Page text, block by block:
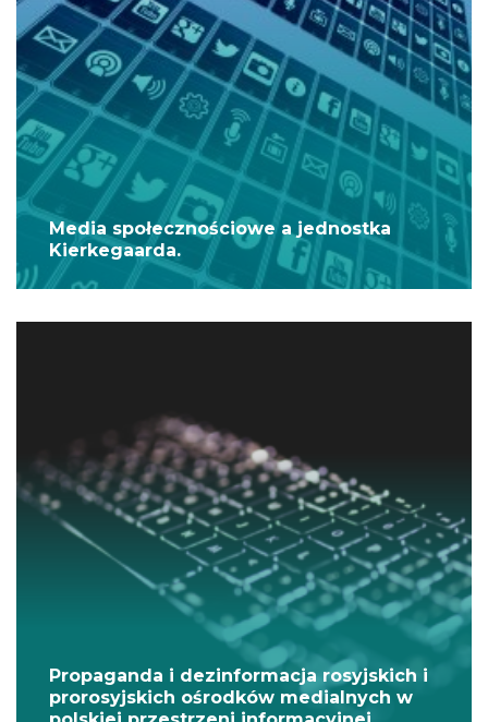
Media społecznościowe a jednostka
Kierkegaarda.
Propaganda i dezinformacja rosyjskich i
prorosyjskich ośrodków medialnych w